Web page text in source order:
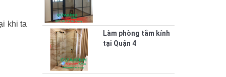
khi ta
Làm phòng tắm kính
tại Quận 4